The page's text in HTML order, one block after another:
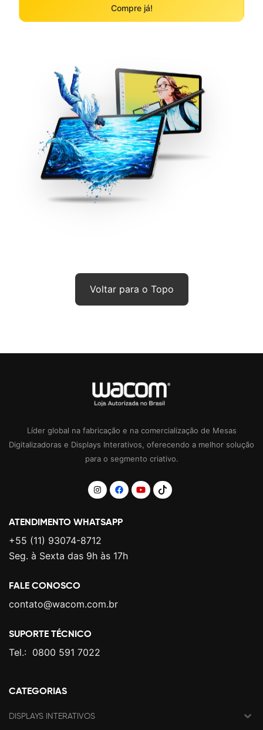
Compre já!
Voltar para o Topo
Líder global na fabricação e na comercialização de Mesas
Digitalizadoras e Displays Interativos, oferecendo a melhor solução
para o segmento criativo.
ATENDIMENTO WHATSAPP
+55 (11) 93074-8712
Seg. à Sexta das 9h às 17h
FALE CONOSCO
contato@wacom.com.br
SUPORTE TÉCNICO
Tel.: 0800 591 7022
CATEGORIAS
DISPLAYS INTERATIVOS